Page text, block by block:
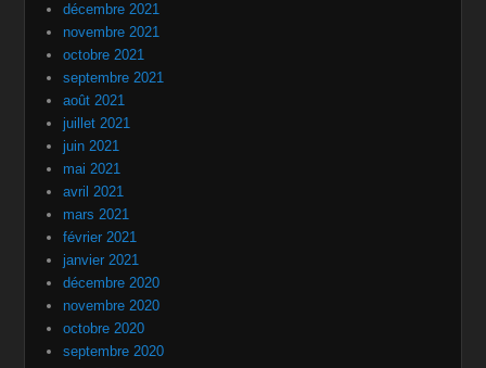
décembre 2021
novembre 2021
octobre 2021
septembre 2021
août 2021
juillet 2021
juin 2021
mai 2021
avril 2021
mars 2021
février 2021
janvier 2021
décembre 2020
novembre 2020
octobre 2020
septembre 2020